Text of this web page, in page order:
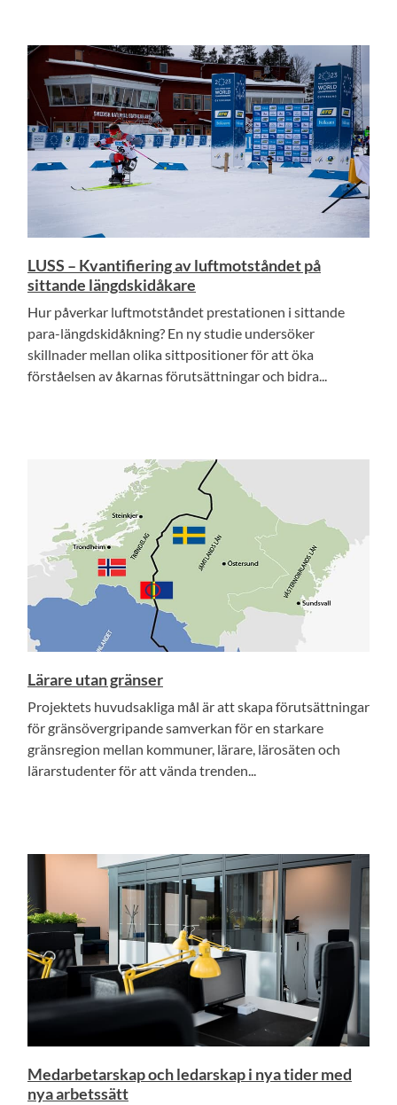
LUSS – Kvantifiering av luftmotståndet på
sittande längdskidåkare
Hur påverkar luftmotståndet prestationen i sittande
para-längdskidåkning? En ny studie undersöker
skillnader mellan olika sittpositioner för att öka
förståelsen av åkarnas förutsättningar och bidra...
Lärare utan gränser
Projektets huvudsakliga mål är att skapa förutsättningar
för gränsövergripande samverkan för en starkare
gränsregion mellan kommuner, lärare, lärosäten och
lärarstudenter för att vända trenden...
Medarbetarskap och ledarskap i nya tider med
nya arbetssätt